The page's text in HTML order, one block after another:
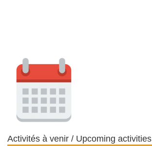
Activités à venir / Upcoming activities